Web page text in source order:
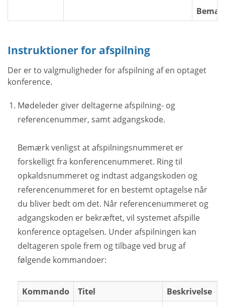
Instruktioner for afspilning
Der er to valgmuligheder for afspilning af en optaget
konference.
Mødeleder giver deltagerne afspilning- og
referencenummer, samt adgangskode.
Bemærk venligst at afspilningsnummeret er
forskelligt fra konferencenummeret. Ring til
opkaldsnummeret og indtast adgangskoden og
referencenummeret for en bestemt optagelse når
du bliver bedt om det. Når referencenummeret og
adgangskoden er bekræftet, vil systemet afspille
konference optagelsen. Under afspilningen kan
deltageren spole frem og tilbage ved brug af
følgende kommandoer:
Kommando Titel
Beskrivelse